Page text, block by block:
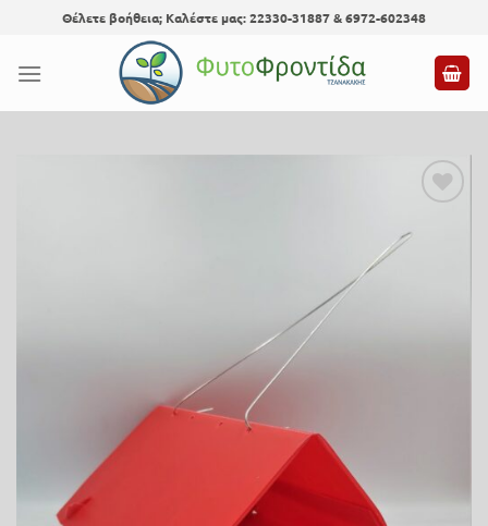
content
Θέλετε βοήθεια; Καλέστε μας: 22330-31887 & 6972-602348
στη λίστα